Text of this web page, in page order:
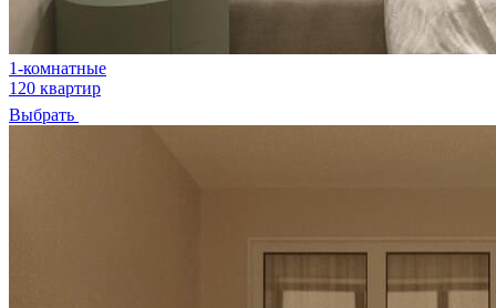
1-комнатные
120 квартир
Выбрать